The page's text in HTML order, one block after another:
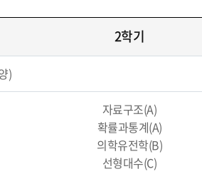
2학기
)
자료구조(A)
확률과통계(A)
의학유전학(B)
선형대수(C)